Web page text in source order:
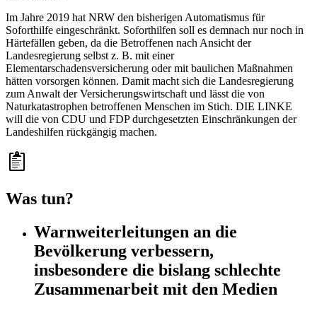
Im Jahre 2019 hat NRW den bisherigen Automatismus für
Soforthilfe eingeschränkt. Soforthilfen soll es demnach nur noch in
Härtefällen geben, da die Betroffenen nach Ansicht der
Landesregierung selbst z. B. mit einer
Elementarschadensversicherung oder mit baulichen Maßnahmen
hätten vorsorgen können. Damit macht sich die Landesregierung
zum Anwalt der Versicherungswirtschaft und lässt die von
Naturkatastrophen betroffenen Menschen im Stich. DIE LINKE
will die von CDU und FDP durchgesetzten Einschränkungen der
Landeshilfen rückgängig machen.
Was tun?
Warnweiterleitungen an die
Bevölkerung verbessern,
insbesondere die bislang schlechte
Zusammenarbeit mit den Medien